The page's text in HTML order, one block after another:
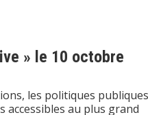
» le 10 octobre
les politiques publiques
au plus grand